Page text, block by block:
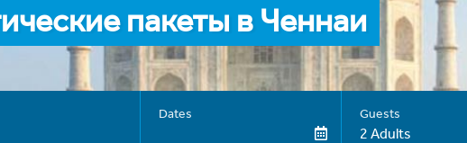
пакеты в Ченнаи
Dates Guests
2 Adults